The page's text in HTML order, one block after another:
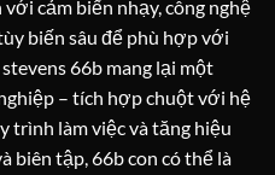
cảm biến nhạy, công nghệ
biến sâu để phù hợp với
66b mang lại một
– tích hợp chuột với hệ
trình làm việc và tăng hiệu
biên tập, 66b con có thể là